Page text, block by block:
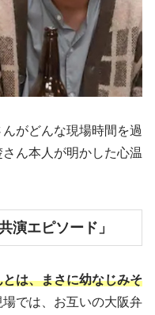
がどんな現場時間を過
ん本人が明かした心温
演エピソード」
は、まさに幼なじみそ
場では、お互いの大阪弁